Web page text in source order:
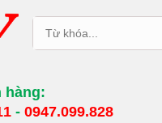
hàng:
-0947.099.828​